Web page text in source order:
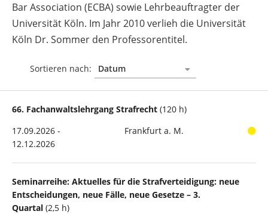
Bar Association (ECBA) sowie Lehrbeauftragter der
Universität Köln. Im Jahr 2010 verlieh die Universität
Köln Dr. Sommer den Professorentitel.
Sortieren nach:
66. Fachanwaltslehrgang Strafrecht (120 h)
17.09.2026 -
12.12.2026
Frankfurt a. M.
Seminarreihe: Aktuelles für die Strafverteidigung: neue
Entscheidungen, neue Fälle, neue Gesetze – 3.
Quartal (2,5 h)